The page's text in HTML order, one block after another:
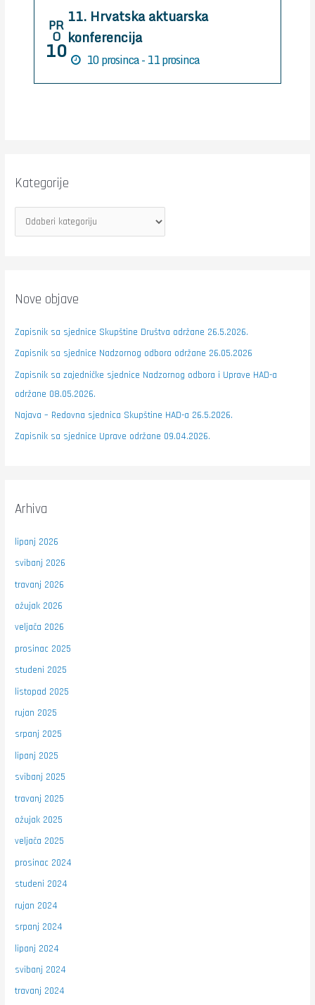
PR
O
10
11. Hrvatska aktuarska
konferencija
10 prosinca - 11 prosinca
Kategorije
Nove objave
Zapisnik sa sjednice Skupštine Društva održane 26.5.2026.
Zapisnik sa sjednice Nadzornog odbora održane 26.05.2026
Zapisnik sa zajedničke sjednice Nadzornog odbora i Uprave HAD-a
održane 08.05.2026.
Najava – Redovna sjednica Skupštine HAD-a 26.5.2026.
Zapisnik sa sjednice Uprave održane 09.04.2026.
Arhiva
lipanj 2026
svibanj 2026
travanj 2026
ožujak 2026
veljača 2026
prosinac 2025
studeni 2025
listopad 2025
rujan 2025
srpanj 2025
lipanj 2025
svibanj 2025
travanj 2025
ožujak 2025
veljača 2025
prosinac 2024
studeni 2024
rujan 2024
srpanj 2024
lipanj 2024
svibanj 2024
travanj 2024